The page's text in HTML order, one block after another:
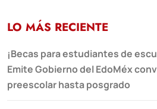
LO MÁS RECIENTE
¡Becas para estudiantes de
Emite Gobierno del EdoMéx
preescolar hasta posgrado